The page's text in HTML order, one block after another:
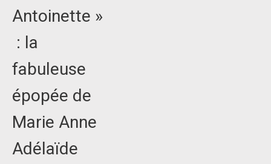
Antoinette »
: la
fabuleuse
épopée de
Marie Anne
Adélaïde